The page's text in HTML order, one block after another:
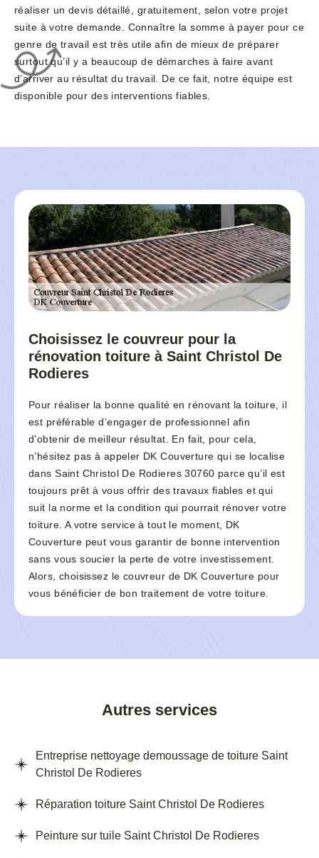
réaliser un devis détaillé, gratuitement, selon votre projet
suite à votre demande. Connaître la somme à payer pour ce
genre de travail est très utile afin de mieux de préparer
surtout qu’il y a beaucoup de démarches à faire avant
d’arriver au résultat du travail. De ce fait, notre équipe est
disponible pour des interventions fiables.
Choisissez le couvreur pour la
rénovation toiture à Saint Christol De
Rodieres
Pour réaliser la bonne qualité en rénovant la toiture, il
est préférable d’engager de professionnel afin
d’obtenir de meilleur résultat. En fait, pour cela,
n’hésitez pas à appeler DK Couverture qui se localise
dans Saint Christol De Rodieres 30760 parce qu’il est
toujours prêt à vous offrir des travaux fiables et qui
suit la norme et la condition qui pourrait rénover votre
toiture. A votre service à tout le moment, DK
Couverture peut vous garantir de bonne intervention
sans vous soucier la perte de votre investissement.
Alors, choisissez le couvreur de DK Couverture pour
vous bénéficier de bon traitement de votre toiture.
Autres services
Entreprise nettoyage demoussage de toiture Saint
Christol De Rodieres
Réparation toiture Saint Christol De Rodieres
Peinture sur tuile Saint Christol De Rodieres